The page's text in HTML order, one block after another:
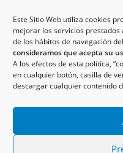
Este Sitio Web utiliza cookies
mejorar los servicios
de los hábitos de navegación
consideramos que acepta su
A los efectos de esta política,
en cualquier botón, casilla de
descargar cualquier contenido
Política
Política de Privacidad